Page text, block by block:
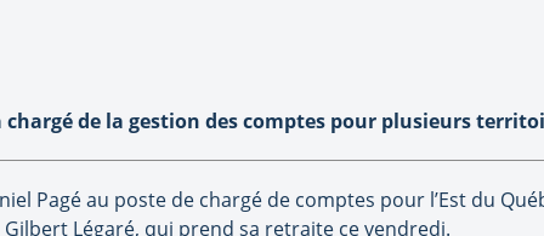
de la gestion des comptes pour plusieurs
Pagé au poste de chargé de comptes pour l’Est du
Légaré, qui prend sa retraite ce vendredi.